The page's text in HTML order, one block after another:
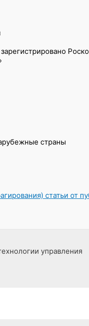
страны
статьи от
управления